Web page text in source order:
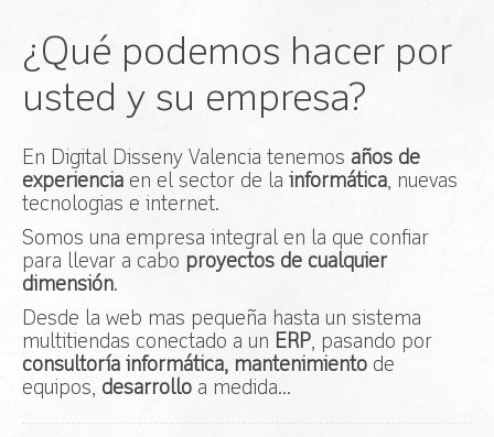
¿Qué podemos hacer por
usted y su empresa?
En Digital Disseny Valencia tenemos años de
experiencia en el sector de la informática, nuevas
tecnologias e internet.
Somos una empresa integral en la que confiar
para llevar a cabo proyectos de cualquier
dimensión.
Desde la web mas pequeña hasta un sistema
multitiendas conectado a un ERP, pasando por
consultoría informática, mantenimiento de
equipos, desarrollo a medida...